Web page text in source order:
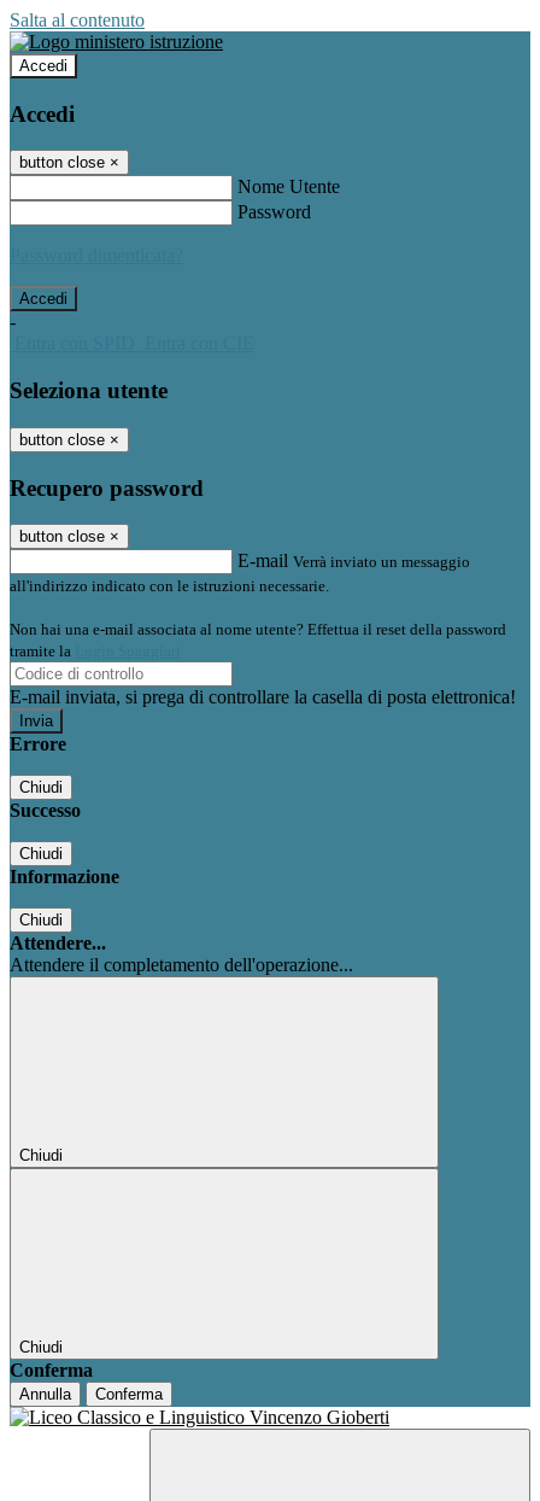
Salta al contenuto
Accedi
Accedi
button close ×
Nome Utente
Password
-
Seleziona utente
button close ×
Recupero password
button close ×
E-mail Verrà inviato un messaggio
all'indirizzo indicato con le istruzioni necessarie.
Non hai una e-mail associata al nome utente? Effettua il reset della password
tramite la
E-mail inviata, si prega di controllare la casella di posta elettronica!
Errore
Chiudi
Successo
Chiudi
Informazione
Chiudi
Attendere...
Attendere il completamento dell'operazione...
Chiudi
Chiudi
Conferma
Annulla Conferma